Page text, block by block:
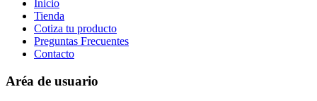
Inicio
Tienda
Cotiza tu producto
Preguntas Frecuentes
Contacto
Aréa de usuario